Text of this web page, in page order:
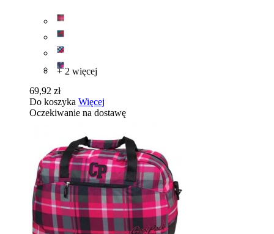
+ 2 więcej
69,92 zł
Do koszyka Więcej
Oczekiwanie na dostawę